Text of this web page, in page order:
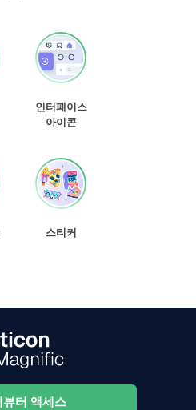
인터페이스
아이콘
스티커
뷰터 액세스